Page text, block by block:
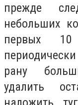
прежде
небольших
первых
рану
удалить